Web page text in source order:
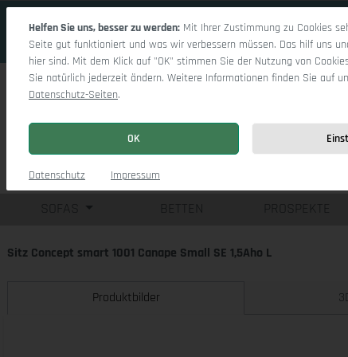
BETTEN PROSPEKTE
Sitz Concept smart 1001 Canape Small SE 1,5Aho L
Produktbilder
Helfen Sie uns, besser zu werden: Mit Ihrer Zustimmung zu Cookies
Seite gut funktioniert und was wir verbessern müssen. Das hilf uns
hier sind. Mit dem Klick auf "OK" stimmen Sie der Nutzung von
Sie natürlich jederzeit ändern. Weitere Informationen finden Sie auf
Datenschutz-Seiten.
OK
Datenschutz Impressum